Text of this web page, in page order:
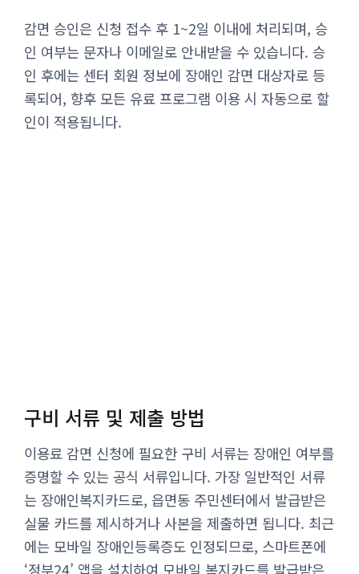
감면 승인은 신청 접수 후 1~2일 이내에 처리되며, 승
인 여부는 문자나 이메일로 안내받을 수 있습니다. 승
인 후에는 센터 회원 정보에 장애인 감면 대상자로 등
록되어, 향후 모든 유료 프로그램 이용 시 자동으로 할
인이 적용됩니다.
구비 서류 및 제출 방법
이용료 감면 신청에 필요한 구비 서류는 장애인 여부를
증명할 수 있는 공식 서류입니다. 가장 일반적인 서류
는 장애인복지카드로, 읍면동 주민센터에서 발급받은
실물 카드를 제시하거나 사본을 제출하면 됩니다. 최근
에는 모바일 장애인등록증도 인정되므로, 스마트폰에
‘정부24’ 앱을 설치하여 모바일 복지카드를 발급받은